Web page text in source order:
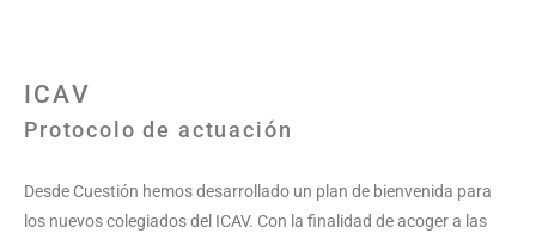
ICAV
Protocolo de actuación
Desde Cuestión hemos desarrollado un plan de bienvenida para
los nuevos colegiados del ICAV. Con la finalidad de acoger a las